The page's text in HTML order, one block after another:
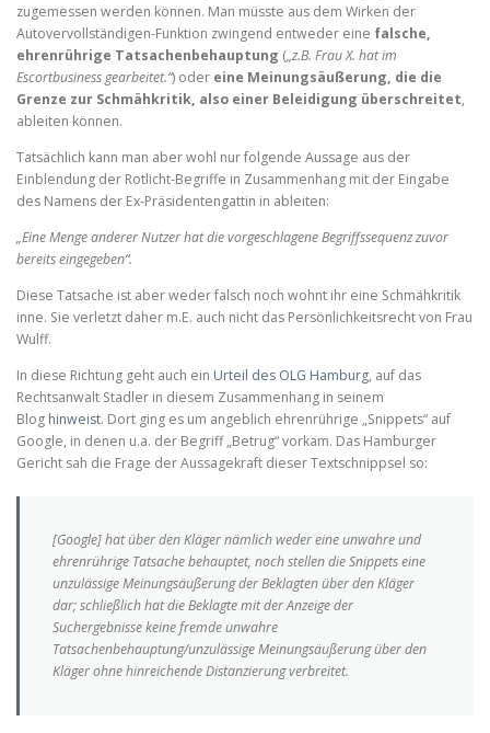
zugemessen werden können. Man müsste aus dem Wirken der
Autovervollständigen-Funktion zwingend entweder eine falsche,
ehrenrührige Tatsachenbehauptung („z.B. Frau X. hat im
Escortbusiness gearbeitet.“) oder eine Meinungsäußerung, die die
Grenze zur Schmähkritik, also einer Beleidigung überschreitet,
ableiten können.
Tatsächlich kann man aber wohl nur folgende Aussage aus der
Einblendung der Rotlicht-Begriffe in Zusammenhang mit der Eingabe
des Namens der Ex-Präsidentengattin in ableiten:
„Eine Menge anderer Nutzer hat die vorgeschlagene Begriffssequenz zuvor
bereits eingegeben“.
Diese Tatsache ist aber weder falsch noch wohnt ihr eine Schmähkritik
inne. Sie verletzt daher m.E. auch nicht das Persönlichkeitsrecht von Frau
Wulff.
In diese Richtung geht auch ein Urteil des OLG Hamburg, auf das
Rechtsanwalt Stadler in diesem Zusammenhang in seinem
Blog hinweist. Dort ging es um angeblich ehrenrührige „Snippets“ auf
Google, in denen u.a. der Begriff „Betrug“ vorkam. Das Hamburger
Gericht sah die Frage der Aussagekraft dieser Textschnippsel so:
[Google] hat über den Kläger nämlich weder eine unwahre und
ehrenrührige Tatsache behauptet, noch stellen die Snippets eine
unzulässige Meinungsäußerung der Beklagten über den Kläger
dar; schließlich hat die Beklagte mit der Anzeige der
Suchergebnisse keine fremde unwahre
Tatsachenbehauptung/unzulässige Meinungsäußerung über den
Kläger ohne hinreichende Distanzierung verbreitet.